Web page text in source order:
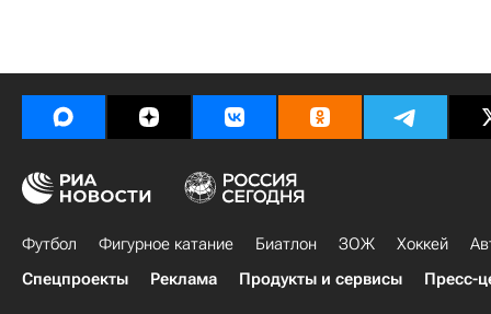
Футбол Фигурное катание Биатлон ЗОЖ Хоккей
Спецпроекты
Реклама Продукты и сервисы Пресс-